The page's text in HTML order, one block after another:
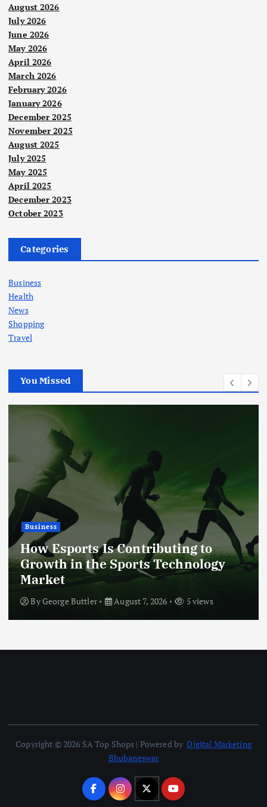
August 2026
July 2026
June 2026
May 2026
April 2026
March 2026
February 2026
January 2026
December 2025
November 2025
August 2025
July 2025
May 2025
April 2025
December 2023
October 2023
Categories
Business
Health
News
Shopping
Travel
You Missed
Business
How Esports Is Contributing to
Growth in the Sports Technology
Market
ByGeorge Buttler August 7, 2026 5 views
Copyright © 2026 SA Top Shops | Powered byDigital Marketing
Bhubaneswar